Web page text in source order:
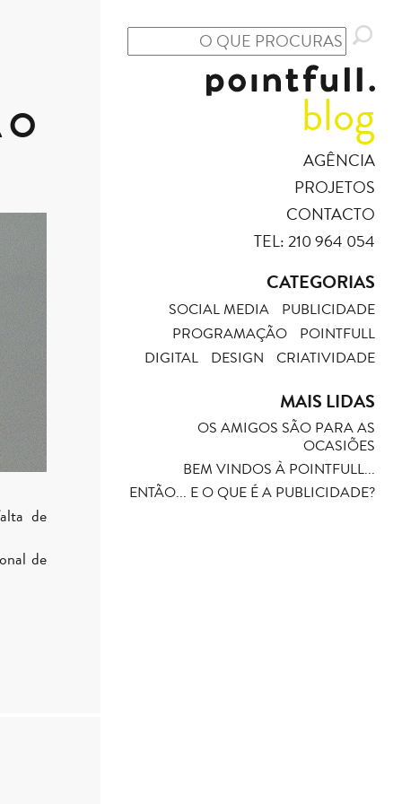
de
de
blog
AGÊNCIA
PROJETOS
CONTACTO
TEL: 210 964 054
CATEGORIAS
SOCIAL MEDIA
PUBLICIDADE
PROGRAMAÇÃO
POINTFULL
DIGITAL
DESIGN CRIATIVIDADE
MAIS LIDAS
OS AMIGOS SÃO PARA AS
OCASIÕES
BEM VINDOS À POINTFULL...
ENTÃO... E O QUE É A PUBLICIDADE?